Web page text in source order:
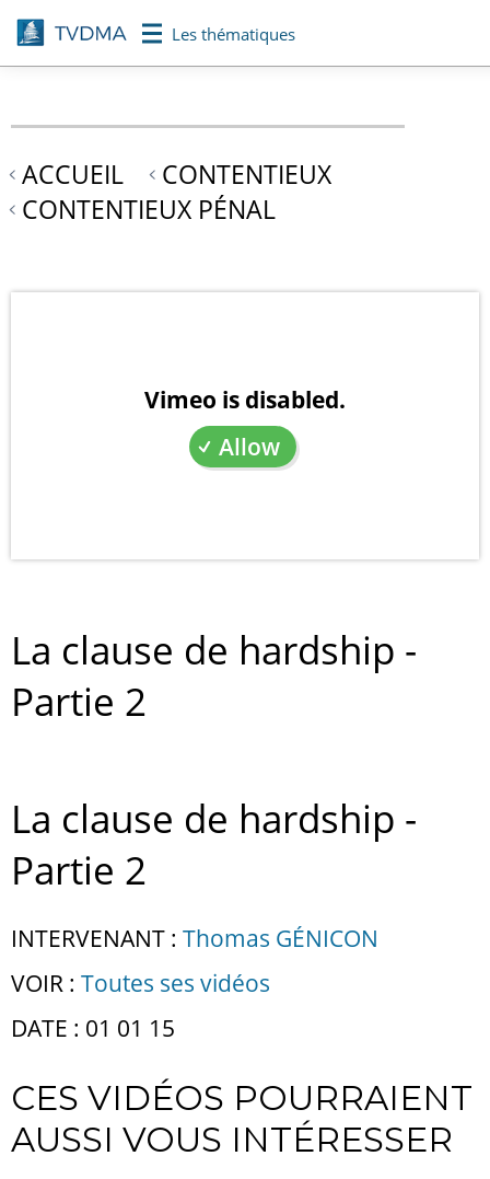
Aller
au
contenu
Les thématiques
ACCUEIL
CONTENTIEUX
CONTENTIEUX PÉNAL
Vimeo is disabled.
Allow
La clause de hardship -
Partie 2
La clause de hardship -
Partie 2
INTERVENANT : Thomas GÉNICON
VOIR : Toutes ses vidéos
DATE : 01 01 15
CES VIDÉOS POURRAIENT
AUSSI VOUS INTÉRESSER